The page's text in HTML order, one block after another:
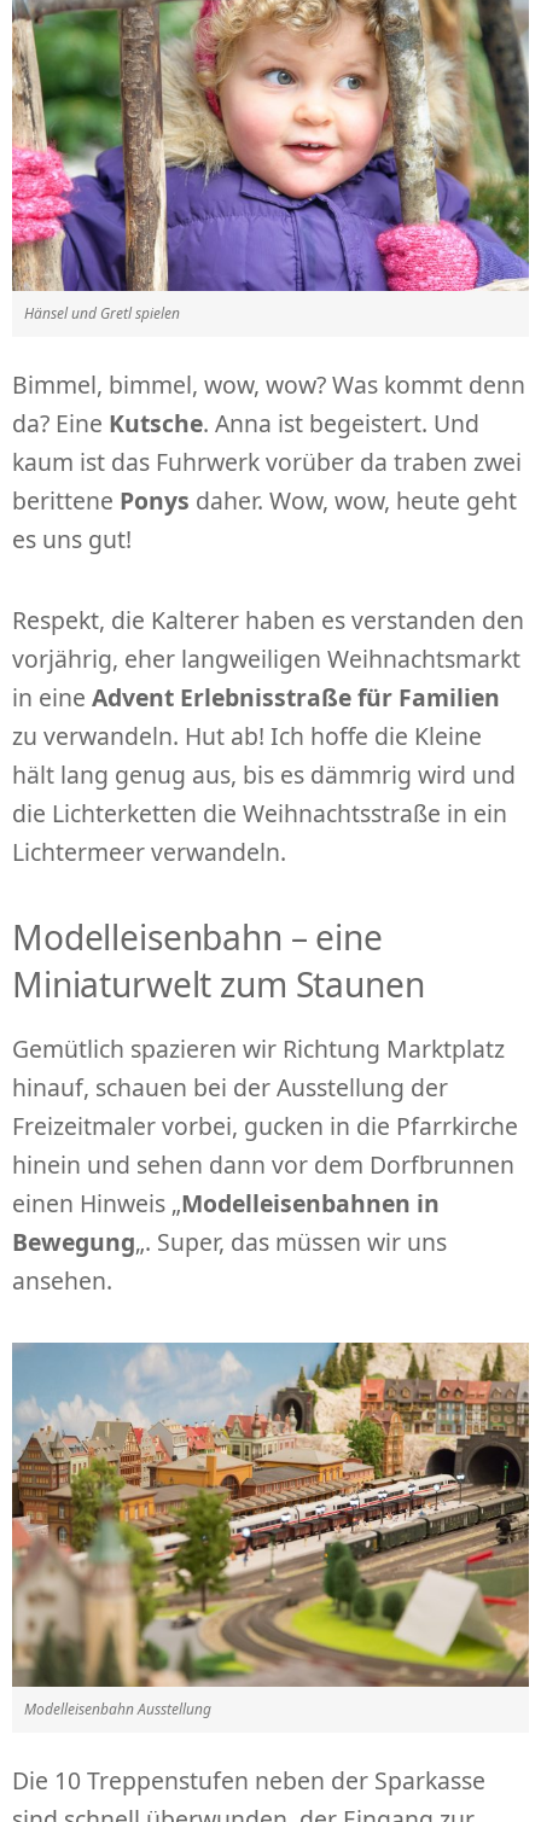
Hänsel und Gretl spielen
Bimmel, bimmel, wow, wow? Was kommt denn
da? Eine Kutsche. Anna ist begeistert. Und
kaum ist das Fuhrwerk vorüber da traben zwei
berittene Ponys daher. Wow, wow, heute geht
es uns gut!
Respekt, die Kalterer haben es verstanden den
vorjährig, eher langweiligen Weihnachtsmarkt
in eine Advent Erlebnisstraße für Familien
zu verwandeln. Hut ab! Ich hoffe die Kleine
hält lang genug aus, bis es dämmrig wird und
die Lichterketten die Weihnachtsstraße in ein
Lichtermeer verwandeln.
Modelleisenbahn – eine
Miniaturwelt zum Staunen
Gemütlich spazieren wir Richtung Marktplatz
hinauf, schauen bei der Ausstellung der
Freizeitmaler vorbei, gucken in die Pfarrkirche
hinein und sehen dann vor dem Dorfbrunnen
einen Hinweis „Modelleisenbahnen in
Bewegung„. Super, das müssen wir uns
ansehen.
Modelleisenbahn Ausstellung
Die 10 Treppenstufen neben der Sparkasse